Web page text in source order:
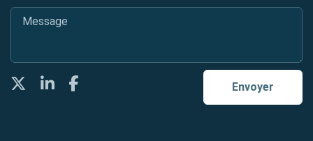
Message
Envoyer
TwitterLinkedInFacebook